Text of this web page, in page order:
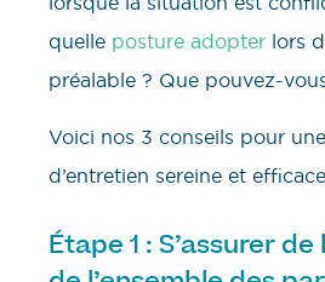
quelle posture adopter lors
préalable ? Que pouvez-
Voici nos 3 conseils pour
d’entretien sereine et efficace.
Étape 1 : S’assurer